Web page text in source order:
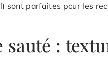
sont parfaites pour les
sauté :